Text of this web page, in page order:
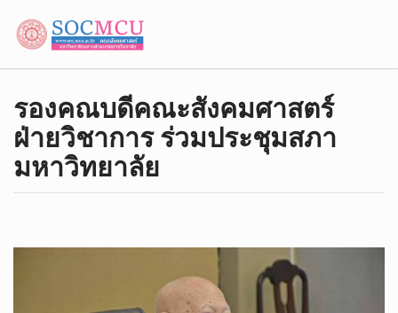
รองคณบดี​คณะ​สังคม​ศาสตร์​
ฝ่าย​วิชาการ​ ร่วมประชุมสภา
มหาวิทยาลัย​